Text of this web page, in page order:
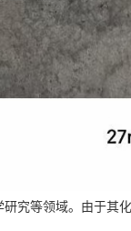
究等领域。由于其